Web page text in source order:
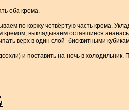
оба крема.
по коржу четвёртую часть крема.
выкладываем оставшиеся
верх в один слой бисквитными
и поставить на ночь в холодильник.